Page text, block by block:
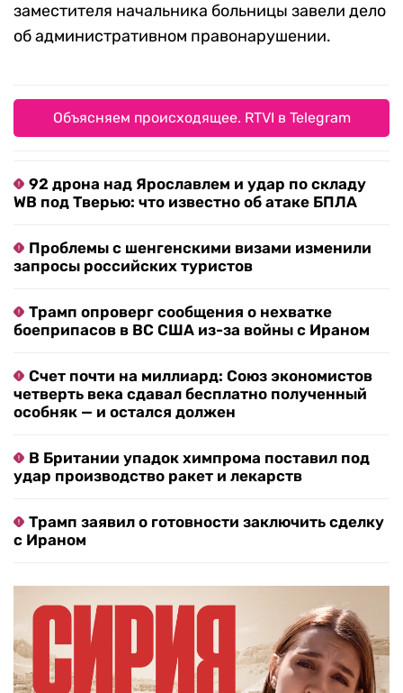
заместителя начальника больницы завели дело
об административном правонарушении.
Объясняем происходящее. RTVI в Telegram
92 дрона над Ярославлем и удар по складу
WB под Тверью: что известно об атаке БПЛА
Проблемы с шенгенскими визами изменили
запросы российских туристов
Трамп опроверг сообщения о нехватке
боеприпасов в ВС США из-за войны с Ираном
Счет почти на миллиард: Союз экономистов
четверть века сдавал бесплатно полученный
особняк — и остался должен
В Британии упадок химпрома поставил под
удар производство ракет и лекарств
Трамп заявил о готовности заключить сделку
с Ираном